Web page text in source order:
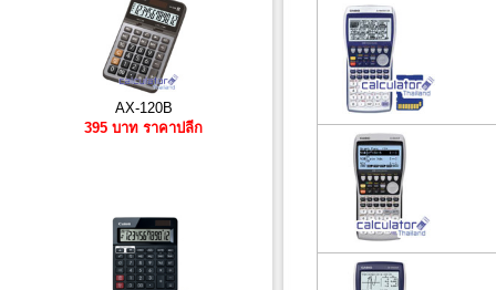
AX-120B
395 บาท ราคาปลีก